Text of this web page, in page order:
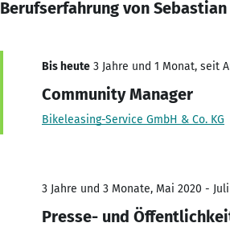
Berufserfahrung von Sebastian
Bis heute 3 Jahre und 1 Monat, seit
Community Manager
Bikeleasing-Service GmbH & Co. KG
3 Jahre und 3 Monate, Mai 2020 -
Presse- und